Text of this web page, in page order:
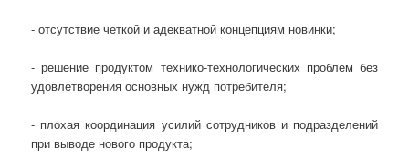
- отсутствие четкой и адекватной концепциям новинки;
- решение продуктом технико-технологических проблем без
удовлетворения основных нужд потребителя;
- плохая координация усилий сотрудников и подразделений
при выводе нового продукта;